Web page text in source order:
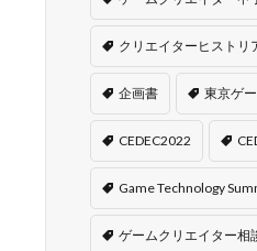
クリエイターヒストリ
企画書 東京ゲ
CEDEC2022
Game Technology
ゲームクリエイター相